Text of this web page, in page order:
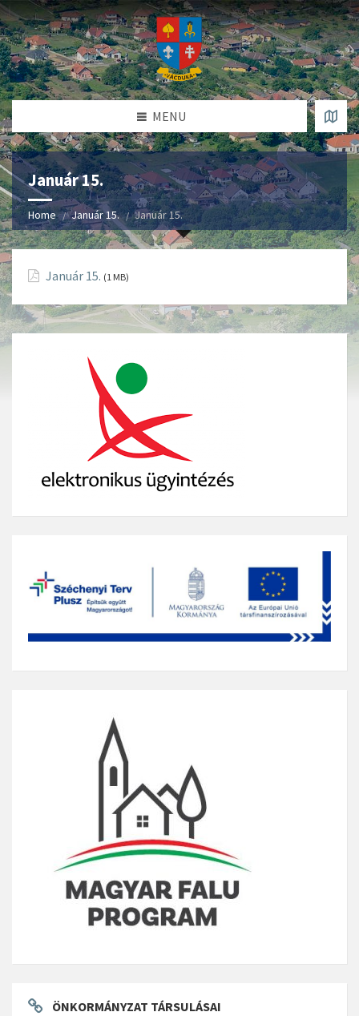
MENU
Január 15.
Home Január 15. Január 15.
Január 15. (1 MB)
ÖNKORMÁNYZAT TÁRSULÁSAI